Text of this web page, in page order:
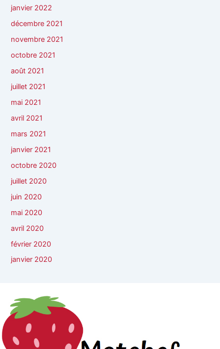
janvier 2022
décembre 2021
novembre 2021
octobre 2021
août 2021
juillet 2021
mai 2021
avril 2021
mars 2021
janvier 2021
octobre 2020
juillet 2020
juin 2020
mai 2020
avril 2020
février 2020
janvier 2020